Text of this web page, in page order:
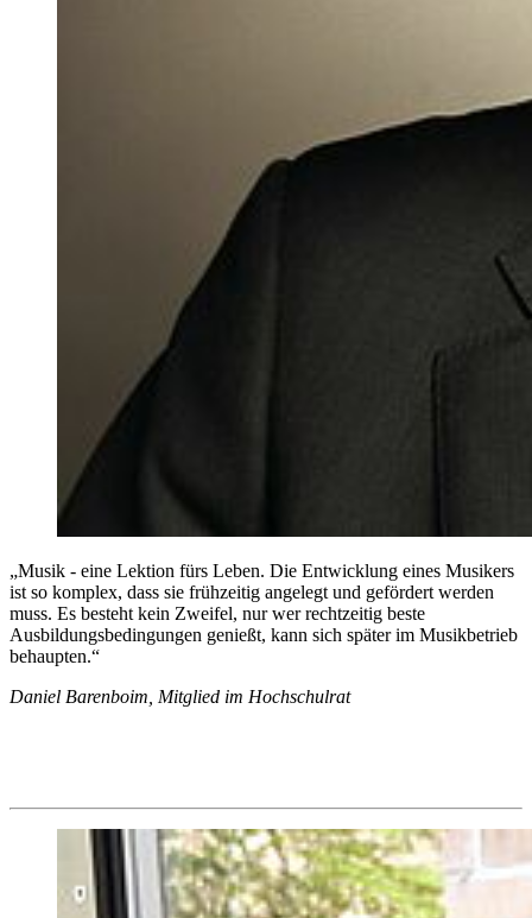
„Musik - eine Lektion fürs Leben. Die Entwicklung eines Musikers
ist so komplex, dass sie frühzeitig angelegt und gefördert werden
muss. Es besteht kein Zweifel, nur wer rechtzeitig beste
Ausbildungsbedingungen genießt, kann sich später im Musikbetrieb
behaupten.“
Daniel Barenboim, Mitglied im Hochschulrat